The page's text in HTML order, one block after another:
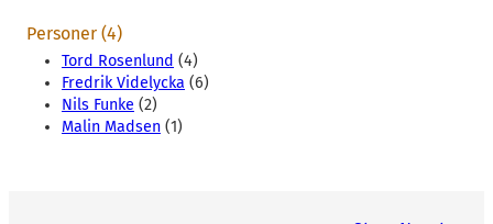
Personer (4)
Tord Rosenlund (4)
Fredrik Videlycka (6)
Nils Funke (2)
Malin Madsen (1)